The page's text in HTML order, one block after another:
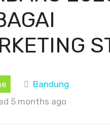
Bandung
5 months ago